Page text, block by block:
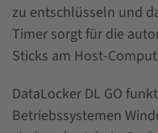
zu entschlüsseln und
Timer sorgt für die
Sticks am Host-
DataLocker DL GO
Betriebssystemen